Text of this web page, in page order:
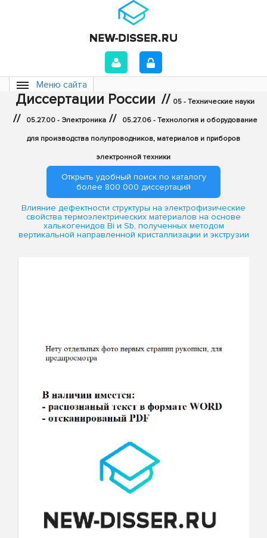
Меню сайта
Диссертации России // 05 - Технические науки
// 05.27.00 - Электроника // 05.27.06 - Технология и оборудование
для производства полупроводников, материалов и приборов
электронной техники
Открыть удобный поиск по каталогу
более 800 000 диссертаций
Влияние дефектности структуры на электрофизические
свойства термоэлектрических материалов на основе
халькогенидов Bi и Sb, полученных методом
вертикальной направленной кристаллизации и экструзии